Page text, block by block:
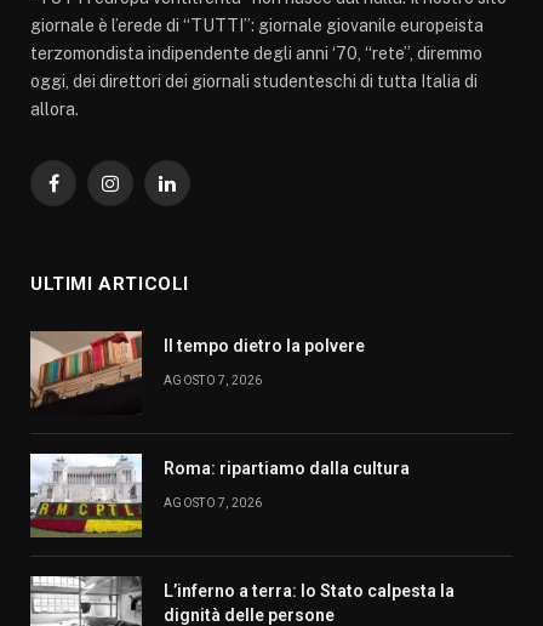
giornale è l’erede di “TUTTI”: giornale giovanile europeista
terzomondista indipendente degli anni ‘70, “rete”, diremmo
oggi, dei direttori dei giornali studenteschi di tutta Italia di
allora.
FacebookInstagramLinkedIn
ULTIMI ARTICOLI
Il tempo dietro la polvere
AGOSTO 7, 2026
Roma: ripartiamo dalla cultura
AGOSTO 7, 2026
L’inferno a terra: lo Stato calpesta la
dignità delle persone